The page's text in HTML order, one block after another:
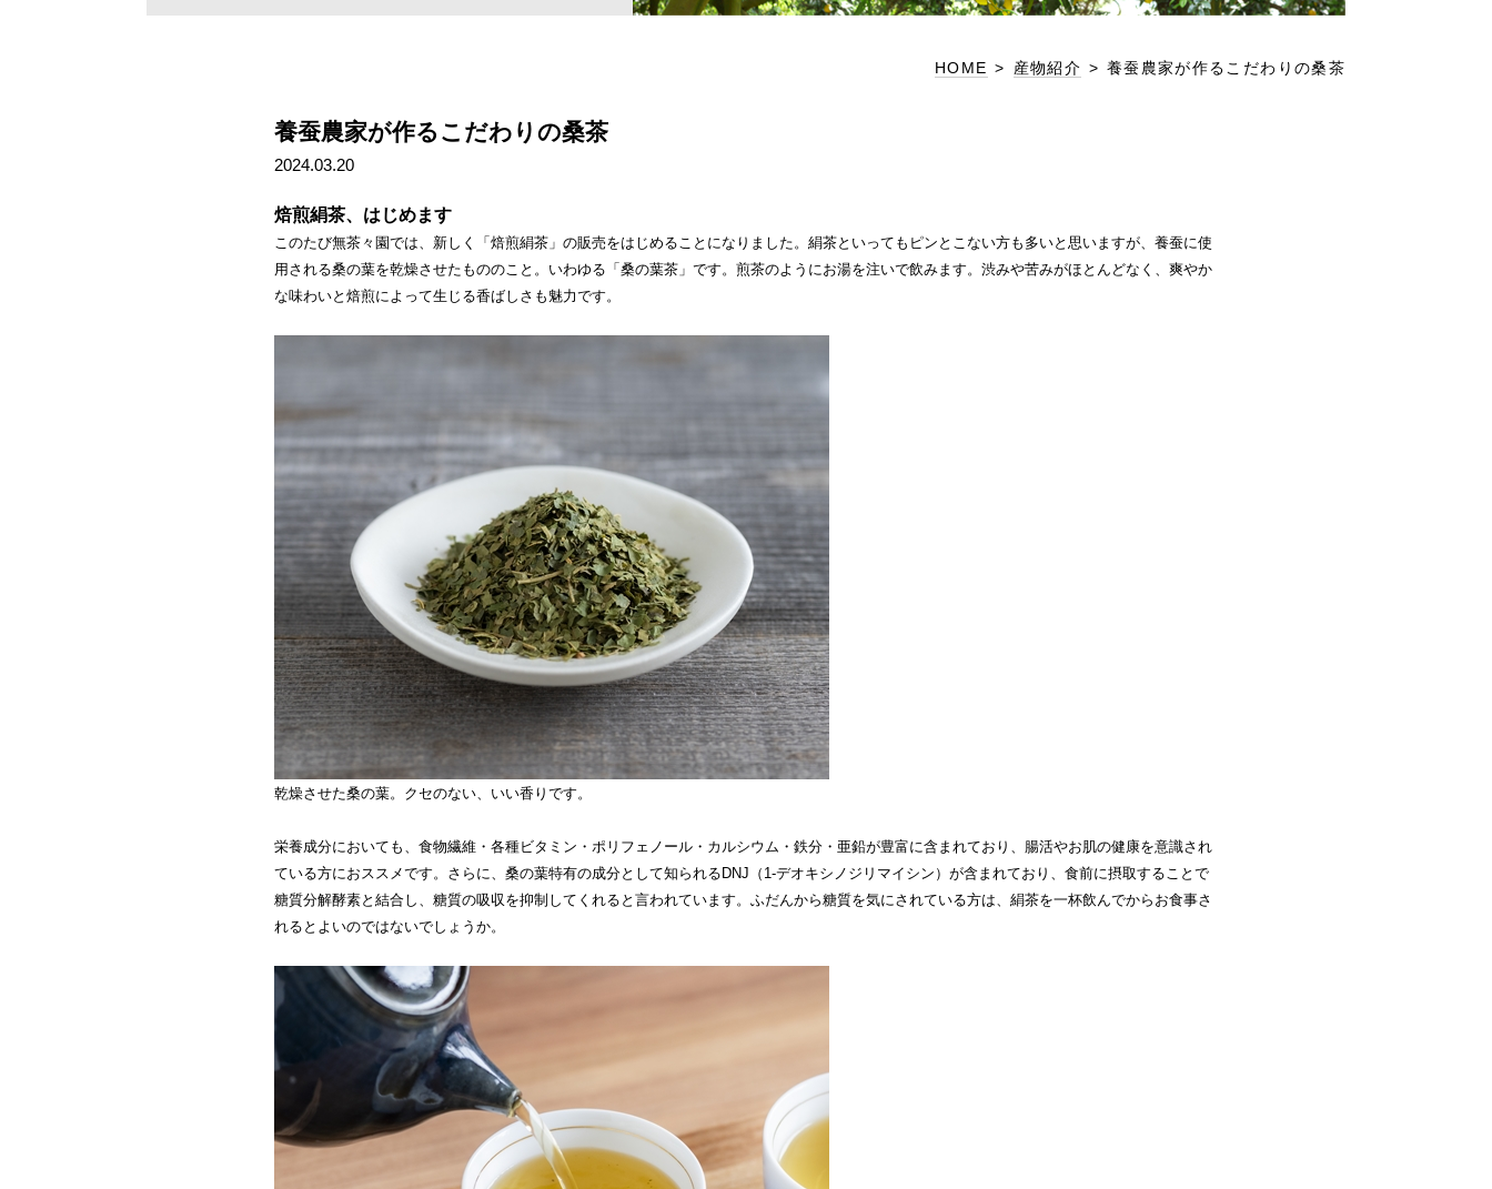
HOME > 産物紹介 > 養蚕農家が作るこだわりの桑茶
養蚕農家が作るこだわりの桑茶
2024.03.20
焙煎絹茶、はじめます
このたび無茶々園では、新しく「焙煎絹茶」の販売をはじめることになりました。絹茶といってもピンとこない方も多いと思いますが、養蚕に使
用される桑の葉を乾燥させたもののこと。いわゆる「桑の葉茶」です。煎茶のようにお湯を注いで飲みます。渋みや苦みがほとんどなく、爽やか
な味わいと焙煎によって生じる香ばしさも魅力です。
乾燥させた桑の葉。クセのない、いい香りです。
栄養成分においても、食物繊維・各種ビタミン・ポリフェノール・カルシウム・鉄分・亜鉛が豊富に含まれており、腸活やお肌の健康を意識され
ている方におススメです。さらに、桑の葉特有の成分として知られるDNJ（1-デオキシノジリマイシン）が含まれており、食前に摂取することで
糖質分解酵素と結合し、糖質の吸収を抑制してくれると言われています。ふだんから糖質を気にされている方は、絹茶を一杯飲んでからお食事さ
れるとよいのではないでしょうか。